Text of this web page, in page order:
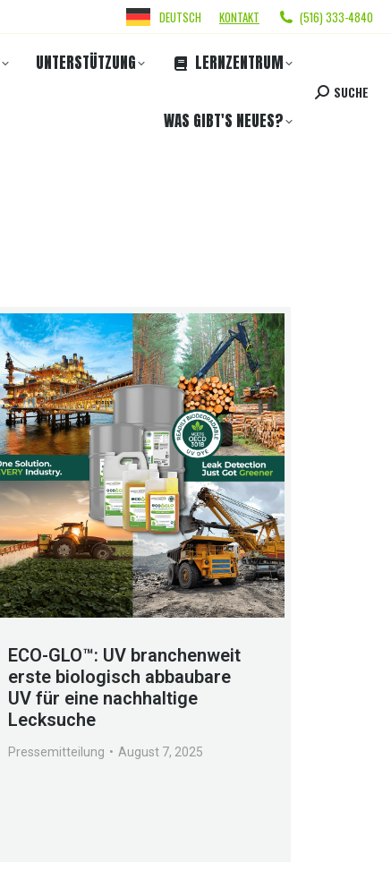
DEUTSCH KONTAKT (516) 333-4840
UNTERSTÜTZUNG LERNZENTRUM
WAS GIBT'S NEUES?
SUCHE
ECO-GLO™: UV branchenweit
erste biologisch abbaubare
UV für eine nachhaltige
Lecksuche
Pressemitteilung August 7, 2025